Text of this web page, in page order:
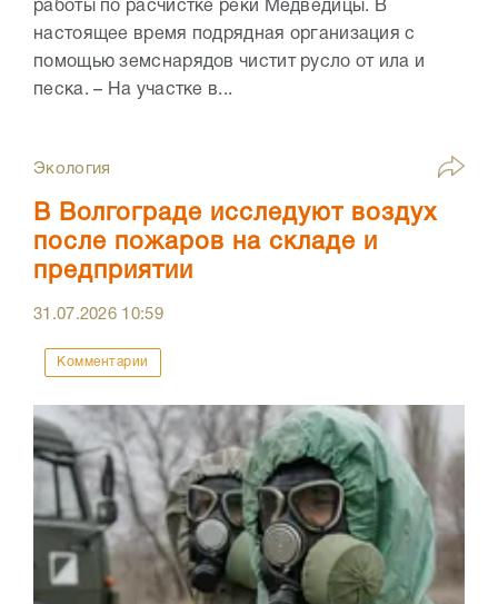
работы по расчистке реки Медведицы. В
настоящее время подрядная организация с
помощью земснарядов чистит русло от ила и
песка. – На участке в...
Экология
В Волгограде исследуют воздух
после пожаров на складе и
предприятии
31.07.2026 10:59
Комментарии